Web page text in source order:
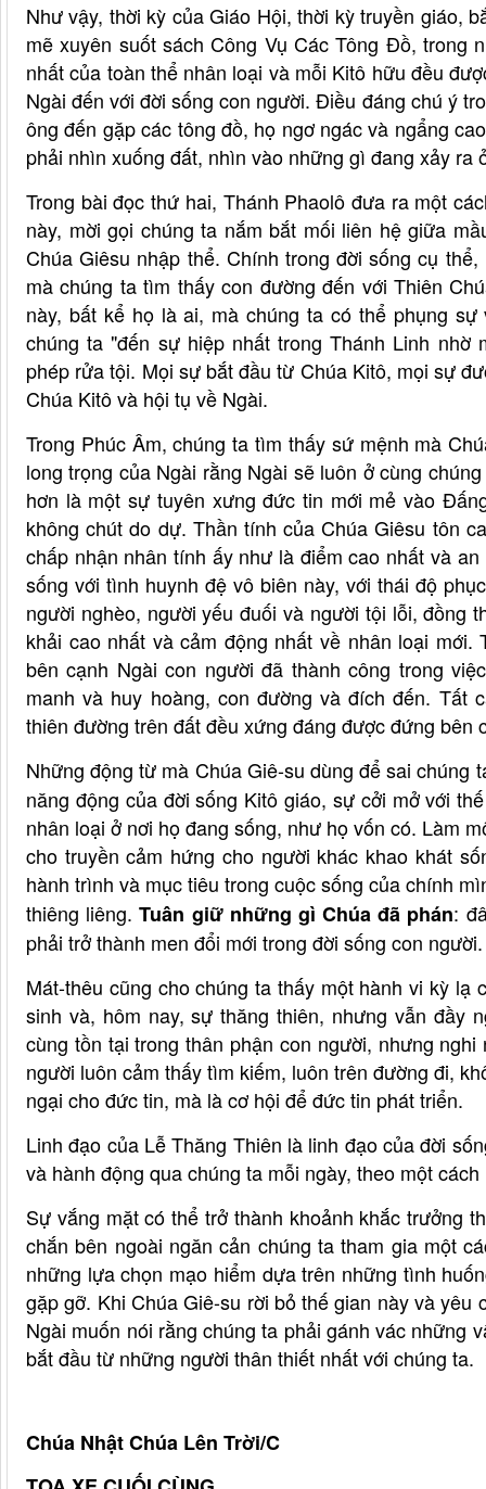
Như vậy, thời kỳ của Giáo Hội, thời kỳ truyền giáo,
mẽ xuyên suốt sách Công Vụ Các Tông Đồ,
nhất của toàn thể nhân loại và mỗi Kitô hữu đều
Ngài đến với đời sống con người. Điều đáng chú ý
ông đến gặp các tông đồ, họ ngơ ngác và ngẩng
phải nhìn xuống đất, nhìn vào những gì đang xảy
Trong bài đọc thứ hai, Thánh Phaolô đưa ra một
này, mời gọi chúng ta nắm bắt mối liên hệ giữa
Chúa Giêsu nhập thể. Chính trong đời sống cụ
mà chúng ta tìm thấy con đường đến với Thiên
này, bất kể họ là ai, mà chúng ta có thể phụng
chúng ta "đến sự hiệp nhất trong Thánh Linh
phép rửa tội. Mọi sự bắt đầu từ Chúa Kitô, mọi sự
Chúa Kitô và hội tụ về Ngài.
Trong Phúc Âm, chúng ta tìm thấy sứ mệnh mà
long trọng của Ngài rằng Ngài sẽ luôn ở cùng
hơn là một sự tuyên xưng đức tin mới mẻ vào
không chút do dự. Thần tính của Chúa Giêsu tôn
chấp nhận nhân tính ấy như là điểm cao nhất và
sống với tình huynh đệ vô biên này, với thái độ
người nghèo, người yếu đuối và người tội lỗi, đồng
khải cao nhất và cảm động nhất về nhân loại
bên cạnh Ngài con người đã thành công trong
manh và huy hoàng, con đường và đích đến.
thiên đường trên đất đều xứng đáng được đứng bên
Những động từ mà Chúa Giê-su dùng để sai chúng
năng động của đời sống Kitô giáo, sự cởi mở với
nhân loại ở nơi họ đang sống, như họ vốn có. Làm
cho truyền cảm hứng cho người khác khao khát
hành trình và mục tiêu trong cuộc sống của chính
thiêng liêng.Tuân giữ những gì Chúa đã phán:
phải trở thành men đổi mới trong đời sống con người.
Mát-thêu cũng cho chúng ta thấy một hành vi kỳ
sinh và, hôm nay, sự thăng thiên, nhưng vẫn đầy
cùng tồn tại trong thân phận con người, nhưng
người luôn cảm thấy tìm kiếm, luôn trên đường đi,
ngại cho đức tin, mà là cơ hội để đức tin phát triển.
Linh đạo của Lễ Thăng Thiên là linh đạo của đời
và hành động qua chúng ta mỗi ngày, theo một
Sự vắng mặt có thể trở thành khoảnh khắc trưởng
chắn bên ngoài ngăn cản chúng ta tham gia một
những lựa chọn mạo hiểm dựa trên những tình
gặp gỡ. Khi Chúa Giê-su rời bỏ thế gian này và
Ngài muốn nói rằng chúng ta phải gánh vác những
bắt đầu từ những người thân thiết nhất với chúng ta.
Chúa Nhật Chúa Lên Trời/C